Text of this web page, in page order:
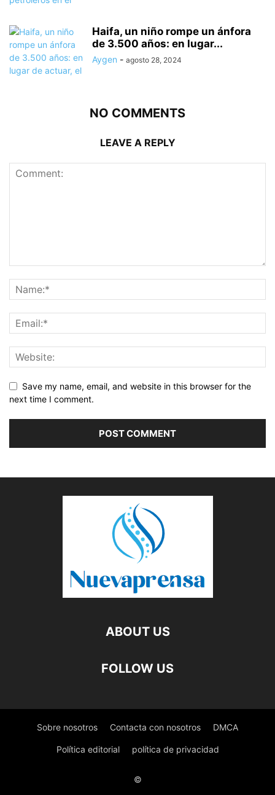
Haifa, un niño rompe un ánfora
de 3.500 años: en lugar...
Aygen - agosto 28, 2024
NO COMMENTS
LEAVE A REPLY
Save my name, email, and website in this browser for the
next time I comment.
ABOUT US
FOLLOW US
Sobre nosotros Contacta con nosotros DMCA
Política editorial política de privacidad
©